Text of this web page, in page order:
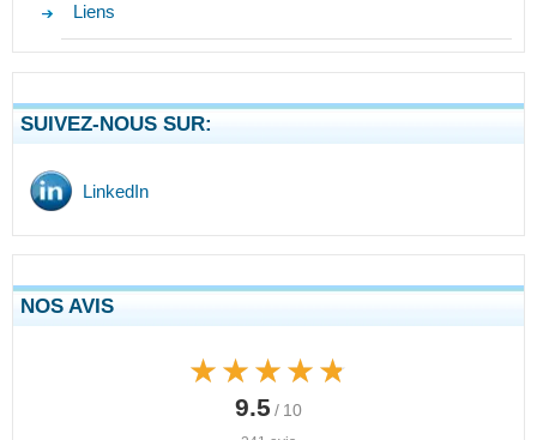
Liens
SUIVEZ-NOUS SUR:
LinkedIn
NOS AVIS
★★★★★
★★★★★
9.5 / 10